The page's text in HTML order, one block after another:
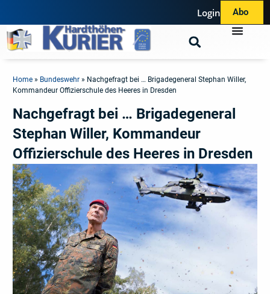
Login Abo
Home » Bundeswehr » Nachgefragt bei … Brigadegeneral Stephan Willer,
Kommandeur Offizierschule des Heeres in Dresden
Nachgefragt bei … Brigadegeneral
Stephan Willer, Kommandeur
Offizierschule des Heeres in Dresden